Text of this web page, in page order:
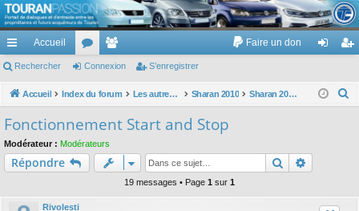
TouranPassion
Le forum des propriétaires ou futurs acquéreurs du Volkswagen Touran
cc
ès
pi
de
Accueil
or
u
e
m
Faire un don
ne nr
Rechercher Connexion S’enregistrer
Accueil Index du forum Les autres voitures et ce qui touche à la voiture Sharan 2010 Sharan 2010 : moteurs, cycle, carrosserie, aménagements, ...
c
Fonctionnement Start and Stop
Modérateur : Modérateurs
Répondre Rechercher
19 messages • Page 1 sur 1
Rivolesti